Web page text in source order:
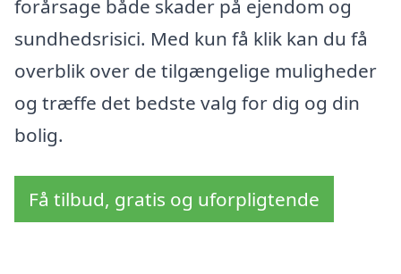
forårsage både skader på ejendom og
sundhedsrisici. Med kun få klik kan du få
overblik over de tilgængelige muligheder
og træffe det bedste valg for dig og din
bolig.
Få tilbud, gratis og uforpligtende